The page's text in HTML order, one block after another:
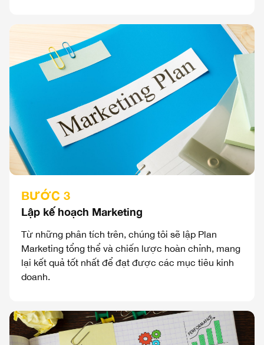
BƯỚC 3
Lập kế hoạch Marketing
Từ những phân tích trên, chúng tôi sẽ lập Plan
Marketing tổng thể và chiến lược hoàn chỉnh, mang
lại kết quả tốt nhất để đạt được các mục tiêu kinh
doanh.